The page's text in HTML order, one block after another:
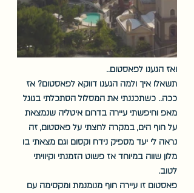
ואז הגענו לפאסטום..
תשאלו איך ולמה הגענו דווקא לפאסטום? אז
ככה.. כשתכננתי את המסלול הסתכלתי בגוגל
מאפ וחיפשתי עיירה בדרום איטליה שנמצאת
על חוף הים, במקרה לחצתי על פאסטום, זה
נראה לי יעד מספיק נידח וקסום וגם מצאתי בו
מלון שווה במיוחד אז פשוט הזמנתי וקיוויתי
לטוב.
פאסטום זו עיירה חוף מנומנמת ומקסימה עם